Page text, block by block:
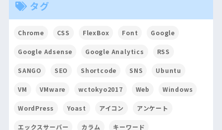
タグ
Chrome CSS FlexBox Font Google
Google Adsense Google Analytics RSS
SANGO SEO Shortcode SNS Ubuntu
VM VMware wctokyo2017 Web Windows
WordPress Yoast アイコン アンケート
エックスサーバー カラム キーワード